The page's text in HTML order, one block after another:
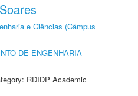
e Ciências (Câmpus
DE ENGENHARIA
RDIDP Academic